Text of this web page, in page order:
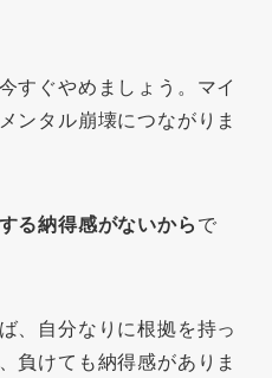
すぐやめましょう。マイ
ンタル崩壊につながりま
る納得感がないから で
、自分なりに根拠を持っ
負けても納得感がありま